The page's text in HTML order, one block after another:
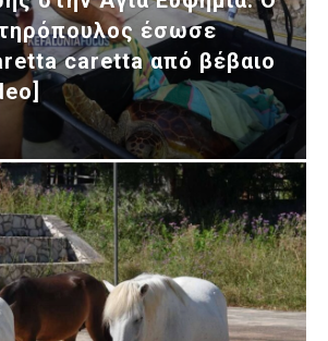
έσωσε
caretta από βέβαιο